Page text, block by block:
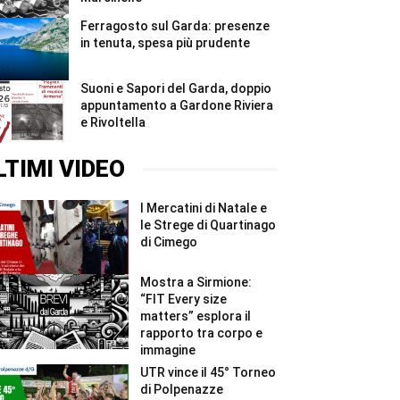
Ferragosto sul Garda: presenze
in tenuta, spesa più prudente
Suoni e Sapori del Garda, doppio
appuntamento a Gardone Riviera
e Rivoltella
VIDEO
I Mercatini di Natale e
le Strege di Quartinago
di Cimego
Mostra a Sirmione:
“FIT Every size
matters” esplora il
rapporto tra corpo e
immagine
UTR vince il 45° Torneo
di Polpenazze